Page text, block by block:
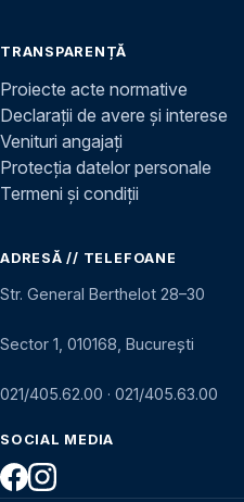
TRANSPARENȚĂ
Proiecte acte normative
Declarații de avere și interese
Venituri angajați
Protecția datelor personale
Termeni și condiții
ADRESĂ // TELEFOANE
Str. General Berthelot 28–30
Sector 1, 010168, București
021/405.62.00 · 021/405.63.00
SOCIAL MEDIA